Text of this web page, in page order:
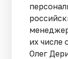
их числе
Олег